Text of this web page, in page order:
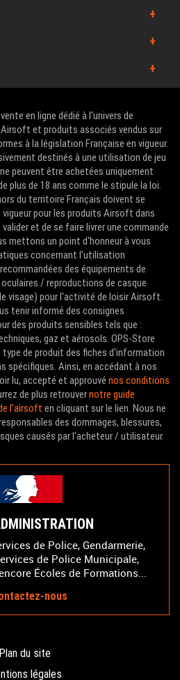
en ligne dédié à l'univers de
et produits associés vendus sur
à la législation Française en vigueur.
destinés à une utilisation de jeu
peuvent être achetées uniquement
plus de 18 ans comme le stipule la loi.
du territoire Français doivent se
pour les produits Airsoft dans
et de se faire livrer une commande
mettons un point d'honneur à vous
concernant l'utilisation
des équipements de
/ reproductions de casque
visage) pour l'activité de loisir Airsoft.
tenir informé des consignes
des produits sensibles tels que :
gaz et aérosols. OPS-Store
de produit des fiches d'information
Ainsi, en accédant à nos
lu, accepté et approuvé nos conditions
de plus retrouvernotre guide
l'airsoft en cliquant sur le lien. Nous ne
des dommages, blessures,
causés par l'acheteur / utilisateur.
de Police, Gendarmerie,
de Police Municipale,
Écoles de Formations...
nous
Plan du site
légales